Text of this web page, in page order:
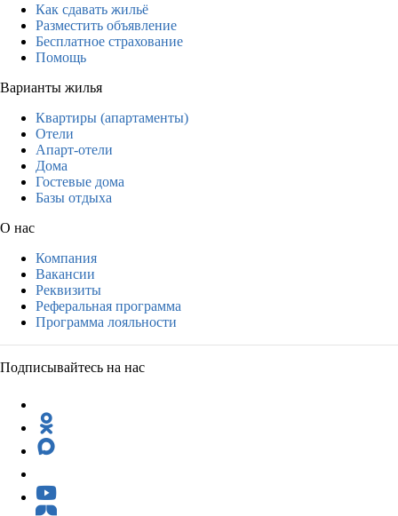
Как сдавать жильё
Разместить объявление
Бесплатное страхование
Помощь
Варианты жилья
Квартиры (апартаменты)
Отели
Апарт-отели
Дома
Гостевые дома
Базы отдыха
О нас
Компания
Вакансии
Реквизиты
Реферальная программа
Программа лояльности
Подписывайтесь на нас